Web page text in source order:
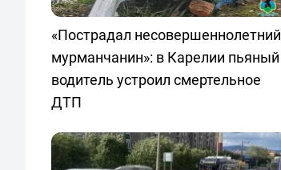
«Пострадал несовершеннолетний
мурманчанин»: в Карелии пьяный
водитель устроил смертельное
ДТП